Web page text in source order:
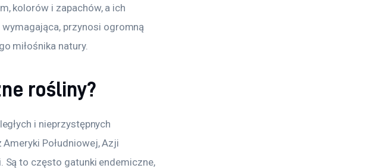
kolorów i zapachów, a ich
przynosi ogromną
miłośnika natury.
rośliny?
i nieprzystępnych
Południowej, Azji
Są to często gatunki endemiczne,